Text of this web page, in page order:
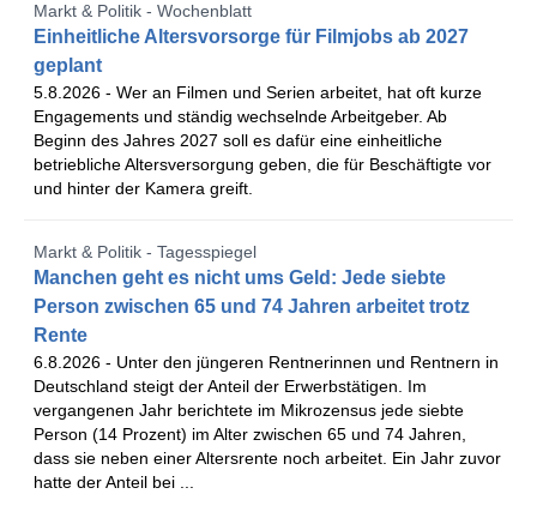
Markt & Politik - Wochenblatt
Einheitliche Altersvorsorge für Filmjobs ab 2027
geplant
5.8.2026 - Wer an Filmen und Serien arbeitet, hat oft kurze
Engagements und ständig wechselnde Arbeitgeber. Ab
Beginn des Jahres 2027 soll es dafür eine einheitliche
betriebliche Altersversorgung geben, die für Beschäftigte vor
und hinter der Kamera greift.
Markt & Politik - Tagesspiegel
Manchen geht es nicht ums Geld: Jede siebte
Person zwischen 65 und 74 Jahren arbeitet trotz
Rente
6.8.2026 - Unter den jüngeren Rentnerinnen und Rentnern in
Deutschland steigt der Anteil der Erwerbstätigen. Im
vergangenen Jahr berichtete im Mikrozensus jede siebte
Person (14 Prozent) im Alter zwischen 65 und 74 Jahren,
dass sie neben einer Altersrente noch arbeitet. Ein Jahr zuvor
hatte der Anteil bei ...